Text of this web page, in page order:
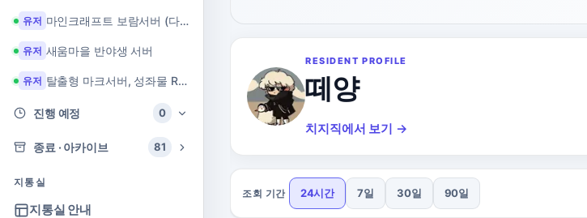
유저 마인크래프트 보람서버 (다이아 + 힐링 서버)
유저 새움마을 반야생 서버
유저 탈출형 마크서버, 성좌물 RPG 마크서버
진행 예정 0
종료 · 아카이브 81
지통실
지통실 안내
RESIDENT PROFILE
떼양
치지직에서 보기 →
조회 기간 24시간 7일 30일 90일